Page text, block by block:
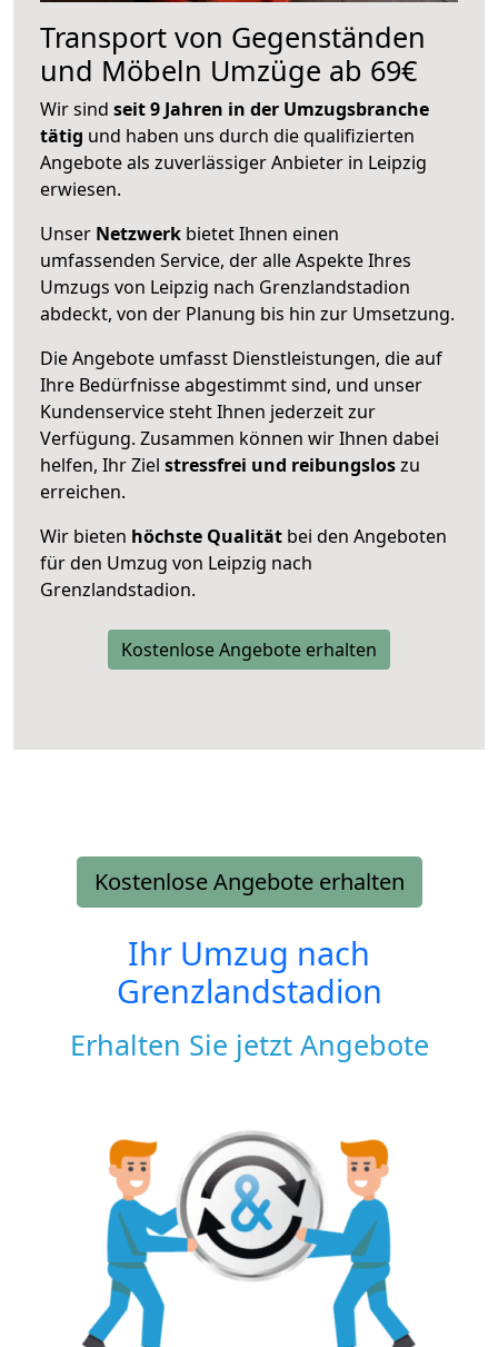
Transport von Gegenständen
und Möbeln Umzüge ab 69€
Wir sind seit 9 Jahren in der Umzugsbranche
tätig und haben uns durch die qualifizierten
Angebote als zuverlässiger Anbieter in Leipzig
erwiesen.
Unser Netzwerk bietet Ihnen einen
umfassenden Service, der alle Aspekte Ihres
Umzugs von Leipzig nach Grenzlandstadion
abdeckt, von der Planung bis hin zur Umsetzung.
Die Angebote umfasst Dienstleistungen, die auf
Ihre Bedürfnisse abgestimmt sind, und unser
Kundenservice steht Ihnen jederzeit zur
Verfügung. Zusammen können wir Ihnen dabei
helfen, Ihr Ziel stressfrei und reibungsloszu
erreichen.
Wir bieten höchste Qualität bei den Angeboten
für den Umzug von Leipzig nach
Grenzlandstadion.
Kostenlose Angebote erhalten
Kostenlose Angebote erhalten
Ihr Umzug nach
Grenzlandstadion
Erhalten Sie jetzt Angebote